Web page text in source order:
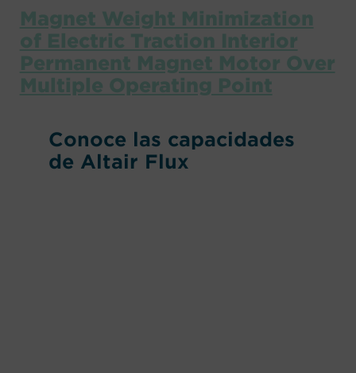
Magnet Weight Minimization
of Electric Traction Interior
Permanent Magnet Motor Over
Multiple Operating Point
Conoce las capacidades
de Altair Flux